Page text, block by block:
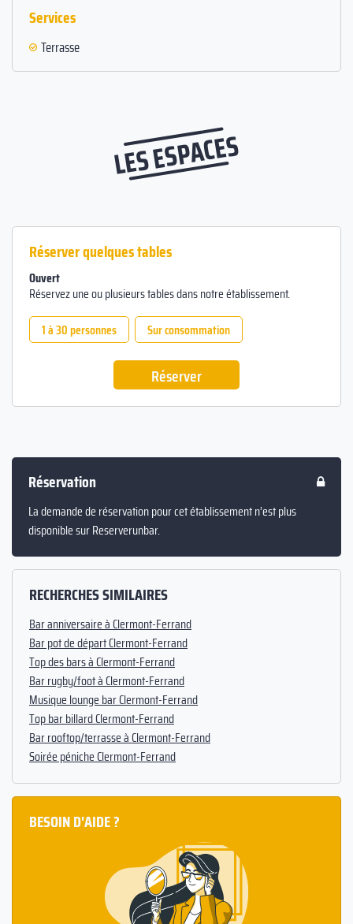
Services
Terrasse
LES ESPACES
Réserver quelques tables
Ouvert
Réservez une ou plusieurs tables dans notre établissement.
1 à 30 personnes
Sur consommation
Réserver
Réservation
La demande de réservation pour cet établissement n’est plus
disponible sur Reserverunbar.
RECHERCHES SIMILAIRES
Bar anniversaire à Clermont-Ferrand
Bar pot de départ Clermont-Ferrand
Top des bars à Clermont-Ferrand
Bar rugby/foot à Clermont-Ferrand
Musique lounge bar Clermont-Ferrand
Top bar billard Clermont-Ferrand
Bar rooftop/terrasse à Clermont-Ferrand
Soirée péniche Clermont-Ferrand
BESOIN D'AIDE ?